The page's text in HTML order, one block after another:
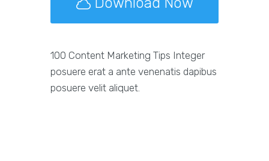
100 Content Marketing Tips Integer
posuere erat a ante venenatis dapibus
posuere velit aliquet.